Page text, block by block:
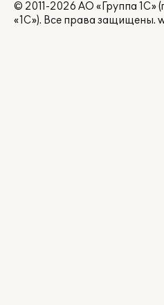
© 2011-2026 АО «Группа
«1С»). Все права защищены.